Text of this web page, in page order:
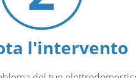
l'intervento